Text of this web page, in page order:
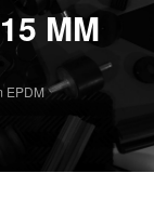
MM
EPDM